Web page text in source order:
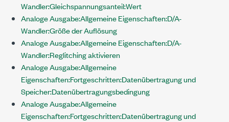
Wandler:Gleichspannungsanteil:Wert
Analoge Ausgabe:Allgemeine Eigenschaften:D/A-
Wandler:Größe der Auflösung
Analoge Ausgabe:Allgemeine Eigenschaften:D/A-
Wandler:Reglitching aktivieren
Analoge Ausgabe:Allgemeine
Eigenschaften:Fortgeschritten:Datenübertragung und
Speicher:Datenübertragungsbedingung
Analoge Ausgabe:Allgemeine
Eigenschaften:Fortgeschritten:Datenübertragung und